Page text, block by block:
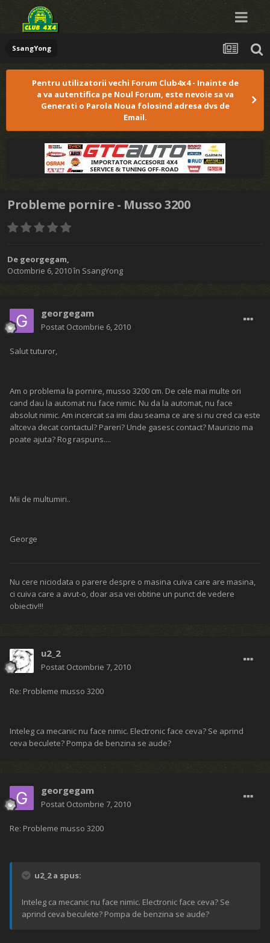
SsangYong
Pentru utilizatorii vechi Forum Club4x4 - Inainte de
a va autentifica pe Noul Forum, este nevoie sa va
Generati o Parola Noua folosind adresa dvs de
Email.
Probleme pornire - Musso 3200
De georgegam,
Octombrie 6, 2010în SsangYong
georgegam
Postat Octombrie 6, 2010
Salut tuturor,
Am o problema la pornire, musso 3200 cm. De cele mai multe ori
cand dau la automat nu face nimic. Nu da la automat, nu face
absolut nimic. Am incercat sa imi dau seama ce are si nu cred ca este
altceva decat contactul? Pareri? Unde gasesc contact? Maurizio ma
poate ajuta? Rog raspuns....
Mii de multumiri..
George
Nu cere niciodata o parere despre o masina cuiva care are masina,
ci cuiva care a avut-o, doar asa vei obtine un punct de vedere
obiectiv!!!
u2_2
Postat Octombrie 7, 2010
Re: Probleme musso 3200
Inteleg ca mecanic nu face nimic. Electronic face ceva? Se aprind
ceva beculete? Pompa de benzina se aude?
georgegam
Postat Octombrie 7, 2010
Re: Probleme musso 3200
u2_2 a spus:
Inteleg ca mecanic nu face nimic. Electronic face ceva? Se
aprind ceva beculete? Pompa de benzina se aude?